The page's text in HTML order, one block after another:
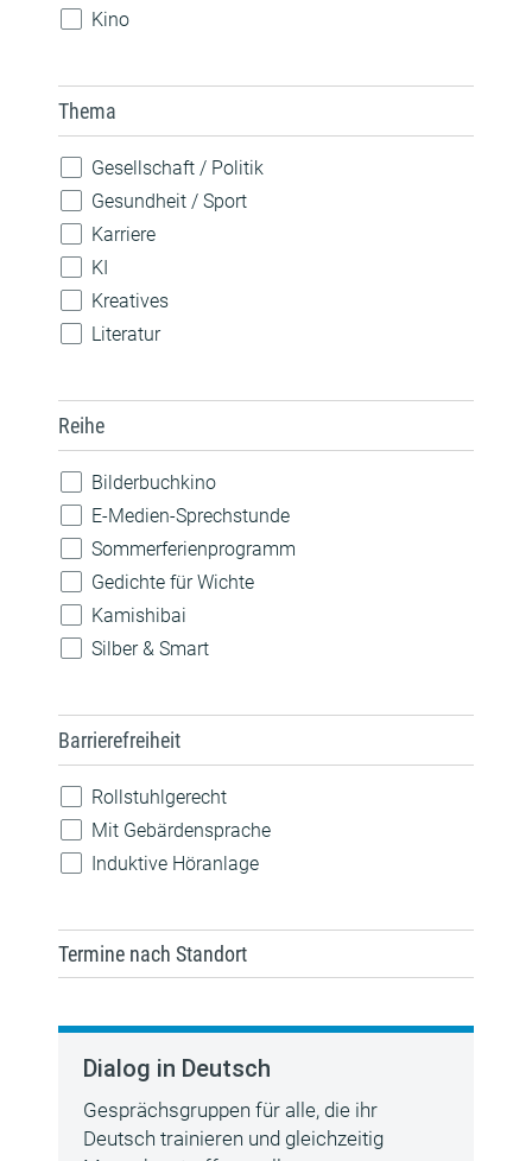
Kino
Spiele
Theateraufführung
Thema
Gesellschaft / Politik
Gesundheit / Sport
Karriere
KI
Kreatives
Literatur
Musik
Nachhaltigkeit
Reihe
Bilderbuchkino
E-Medien-Sprechstunde
Sommerferienprogramm
Gedichte für Wichte
Kamishibai
Silber & Smart
Barrierefreiheit
Rollstuhlgerecht
Mit Gebärdensprache
Induktive Höranlage
Termine nach Standort
Dialog in Deutsch
Gesprächsgruppen für alle, die ihr
Deutsch trainieren und gleichzeitig